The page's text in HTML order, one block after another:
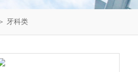
牙科类